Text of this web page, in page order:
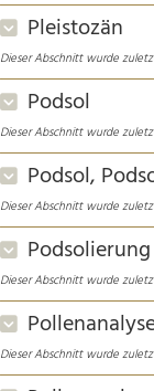
Pleistozän
Dieser Abschnitt wurde
Podsol
Dieser Abschnitt wurde
Podsol,
Dieser Abschnitt wurde
Podsolierung
Dieser Abschnitt wurde
Dieser Abschnitt wurde